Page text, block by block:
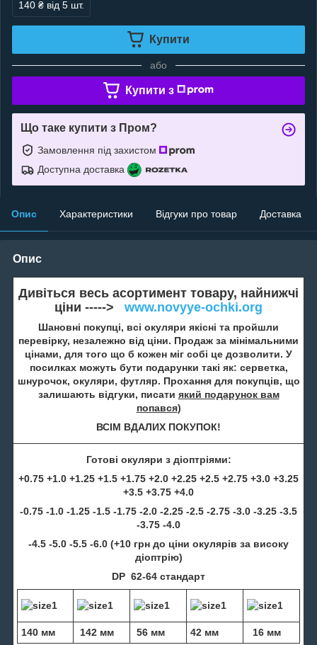
140 ₴ від 5 шт.
Купити
або
Купити з
Що таке купити з Пром?
Замовлення під захистом
Доступна доставка
Опис Характеристики Відгуки про товар Доставка
Опис
Дивіться весь асортимент товару, найнижчі
ціни -----> www.novyye-ochki.org
Шановні покупці, всі окуляри якісні та пройшли
перевірку, незалежно від ціни. Продаж за мінімальними
цінами, для того що б кожен міг собі це дозволити. У
посилках можуть бути подарунки такі як: серветка,
шнурочок, окуляри, футляр. Прохання для покупців, що
залишають відгуки, писати який подарунок вам
попався)
ВСІМ ВДАЛИХ ПОКУПОК!
Готові окуляри з діоптріями:
+0.75 +1.0 +1.25 +1.5 +1.75 +2.0 +2.25 +2.5 +2.75 +3.0 +3.25
+3.5 +3.75 +4.0
-0.75 -1.0 -1.25 -1.5 -1.75 -2.0 -2.25 -2.5 -2.75 -3.0 -3.25 -3.5
-3.75 -4.0
-4.5 -5.0 -5.5 -6.0 (+10 грн до ціни окулярів за високу
діоптрію)
DP 62-64 стандарт
140 мм 142 мм 56 мм 42 мм 16 мм